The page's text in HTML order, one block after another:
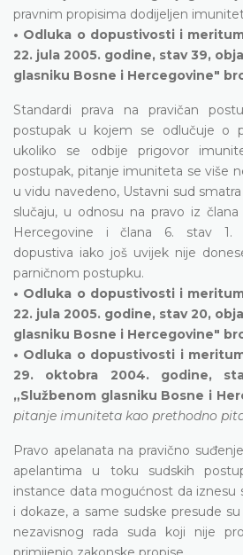
pravnim propisima dodijeljen
• Odluka o dopustivosti i
22. jula 2005. godine, stav 39,
glasniku Bosne i Hercegovine"
Standardi prava na pravičan
postupak u kojem se odlučuje o
ukoliko se odbije prigovor
postupak, pitanje imuniteta se više
u vidu navedeno, Ustavni sud
slučaju, u odnosu na pravo iz
Hercegovine i člana 6. stav 1.
dopustiva iako još uvijek nije
parničnom postupku.
• Odluka o dopustivosti i
22. jula 2005. godine, stav 20,
glasniku Bosne i Hercegovine"
• Odluka o dopustivosti i
29. oktobra 2004. godine,
„Službenom glasniku Bosne i
pitanje imuniteta kao prethodno
Pravo apelanata na pravično
apelantima u toku sudskih
instance data mogućnost da iznesu
i dokaze, a same sudske presude
nezavisnog rada suda koji nije